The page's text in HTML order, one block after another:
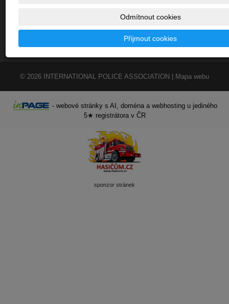
© 2026 INTERNATIONAL POLICE ASSOCIATION Mapa webu
- webové stránkys AI, doménaa webhostingu jediného
5★ registrátora v ČR
sponzor stránek
Odmítnout cookies
Přijmout cookies